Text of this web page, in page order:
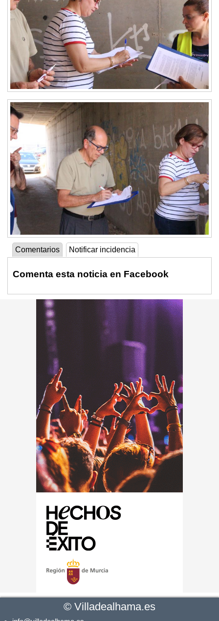
Comentarios Notificar incidencia
Comenta esta noticia en Facebook
© Villadealhama.es